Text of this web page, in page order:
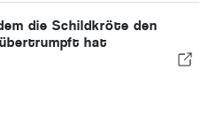
die Schildkröte den
hat